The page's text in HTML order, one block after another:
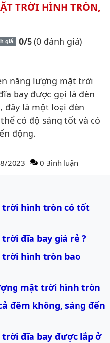
TRỜI HÌNH TRÒN,
giá 0/5(0 đánh giá)
năng lượng mặt trời
bay được gọi là đèn
đây là một loại đèn
có độ sáng tốt và có
động.
2023 0 Bình luận
hình tròn có tốt
đĩa bay giá rẻ ?
hình tròn bao
mặt trời hình tròn
đêm không, sáng đến
đĩa bay được lắp ở